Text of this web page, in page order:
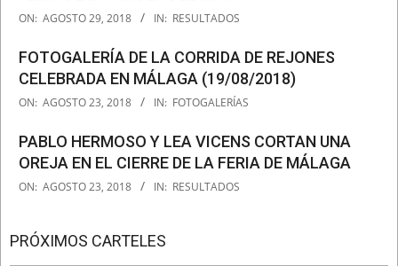
2018-
29
ON: AGOSTO 29, 2018 IN: RESULTADOS
FOTOGALERÍA DE LA CORRIDA DE REJONES
CELEBRADA EN MÁLAGA (19/08/2018)
2018-
23
ON: AGOSTO 23, 2018 IN: FOTOGALERÍAS
PABLO HERMOSO Y LEA VICENS CORTAN UNA
OREJA EN EL CIERRE DE LA FERIA DE MÁLAGA
2018-
ON: AGOSTO 23, 2018 IN: RESULTADOS
PRÓXIMOS CARTELES